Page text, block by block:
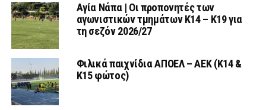
Αγία Νάπα | Οι προπονητές των
αγωνιστικών τμημάτων Κ14 – Κ19 για
τη σεζόν 2026/27
Φιλικά παιχνίδια ΑΠΟΕΛ – ΑΕΚ (Κ14 &
Κ15 φώτος)